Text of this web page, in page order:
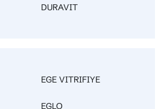
DURAVIT
EGE VITRIFIYE
EGLO